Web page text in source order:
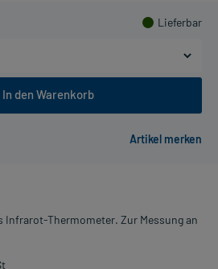
Lieferbar
In den Warenkorb
Infrarot-Thermometer. Zur Messung an